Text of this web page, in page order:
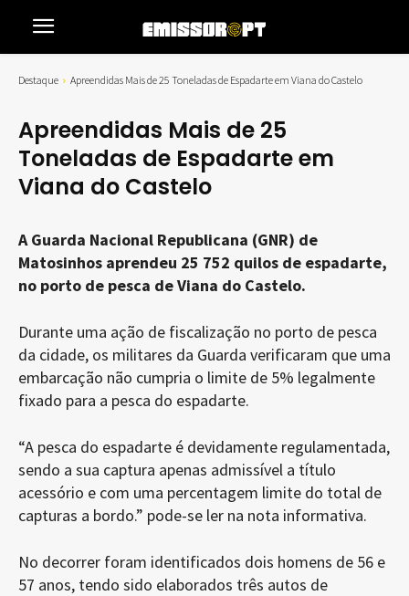
Destaque Apreendidas Mais de 25 Toneladas de Espadarte em Viana do Castelo
Apreendidas Mais de 25
Toneladas de Espadarte em
Viana do Castelo
A Guarda Nacional Republicana (GNR) de
Matosinhos aprendeu 25 752 quilos de espadarte,
no porto de pesca de Viana do Castelo.
Durante uma ação de fiscalização no porto de pesca
da cidade, os militares da Guarda verificaram que uma
embarcação não cumpria o limite de 5% legalmente
fixado para a pesca do espadarte.
“A pesca do espadarte é devidamente regulamentada,
sendo a sua captura apenas admissível a título
acessório e com uma percentagem limite do total de
capturas a bordo.” pode-se ler na nota informativa.
No decorrer foram identificados dois homens de 56 e
57 anos, tendo sido elaborados três autos de